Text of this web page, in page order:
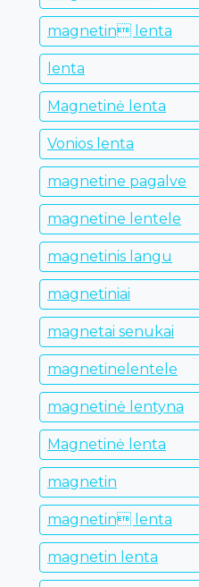
magnetin lenta
lenta
Magnetinė lenta
Vonios lenta
magnetine pagalve
magnetine lentele
magnetinis langu
magnetiniai
magnetai senukai
magnetinelentele
magnetinė lentyna
Magnetinė lenta
magnetin
magnetin lenta
magnetin lenta